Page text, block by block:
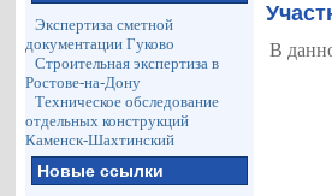
Экспертиза сметной
документации Гуково
Строительная экспертиза в
Ростове-на-Дону
Техническое обследование
отдельных конструкций
Каменск-Шахтинский
Новые ссылки
В